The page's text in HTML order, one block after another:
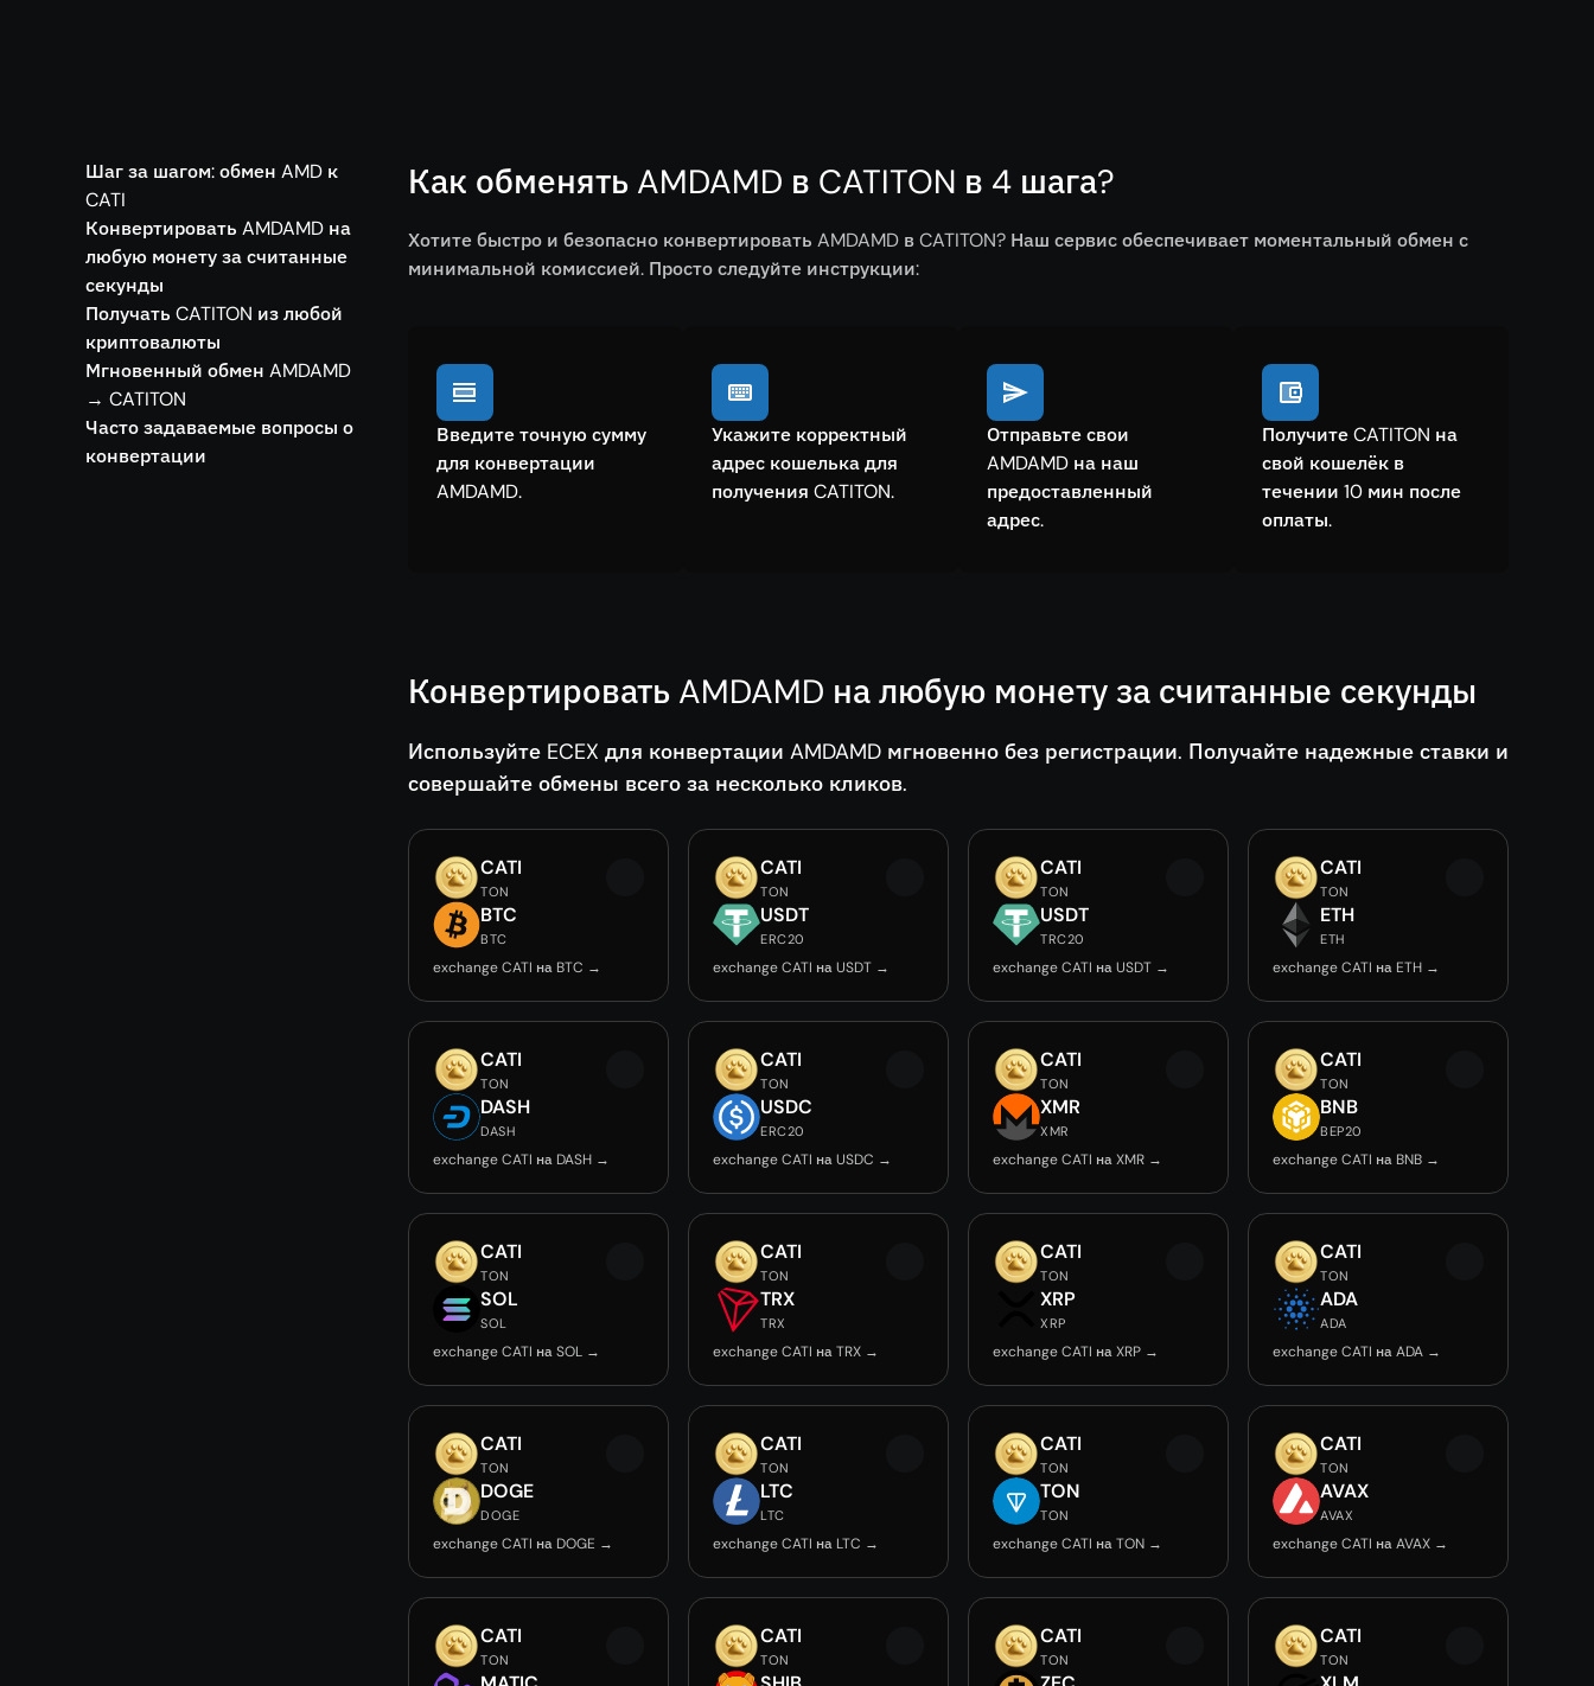
Шаг за шагом: обмен AMD к
CATI
Конвертировать AMDAMD на
любую монету за считанные
секунды
Получать CATITON из любой
криптовалюты
Мгновенный обмен AMDAMD
→ CATITON
Часто задаваемые вопросы о
конвертации
Как обменять AMDAMD в CATITON в 4 шага?
Хотите быстро и безопасно конвертировать AMDAMD в CATITON? Наш сервис обеспечивает моментальный обмен с
минимальной комиссией. Просто следуйте инструкции:
Введите точную сумму
для конвертации
AMDAMD.
Укажите корректный
адрес кошелька для
получения CATITON.
Отправьте свои
AMDAMD на наш
предоставленный
адрес.
Получите CATITON на
свой кошелёк в
течении 10 мин после
оплаты.
Конвертировать AMDAMD на любую монету за считанные секунды
Используйте ECEX для конвертации AMDAMD мгновенно без регистрации. Получайте надежные ставки и
совершайте обмены всего за несколько кликов.
CATI
TON
BTC
BTC
exchange CATI на BTC →
CATI
TON
USDT
ERC20
exchange CATI на USDT →
CATI
TON
USDT
TRC20
exchange CATI на USDT →
CATI
TON
ETH
ETH
exchange CATI на ETH →
CATI
TON
DASH
DASH
exchange CATI на DASH →
CATI
TON
USDC
ERC20
exchange CATI на USDC →
CATI
TON
XMR
XMR
exchange CATI на XMR →
CATI
TON
BNB
BEP20
exchange CATI на BNB →
CATI
TON
SOL
SOL
exchange CATI на SOL →
CATI
TON
TRX
TRX
exchange CATI на TRX →
CATI
TON
XRP
XRP
exchange CATI на XRP →
CATI
TON
ADA
ADA
exchange CATI на ADA →
CATI
TON
DOGE
DOGE
exchange CATI на DOGE →
CATI
TON
LTC
LTC
exchange CATI на LTC →
CATI
TON
TON
TON
exchange CATI на TON →
CATI
TON
AVAX
AVAX
exchange CATI на AVAX →
CATI
TON
CATI
TON
CATI
TON
CATI
TON